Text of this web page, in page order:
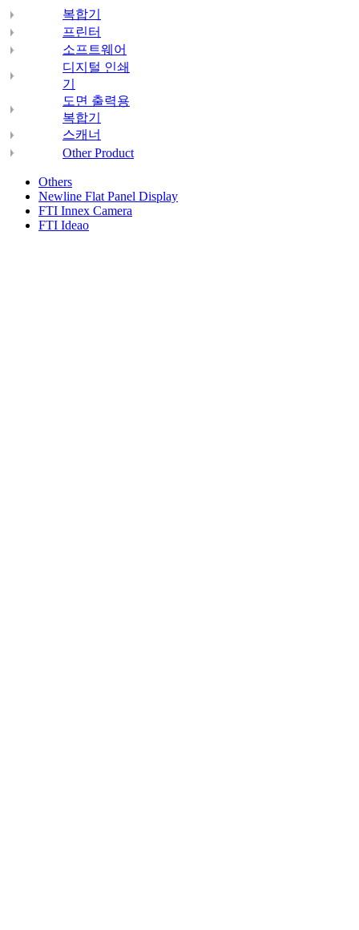
복합기
프린터
소프트웨어
디지털 인쇄
기
도면 출력용
복합기
스캐너
Other Product
Others
Newline Flat Panel Display
FTI Innex Camera
FTI Ideao